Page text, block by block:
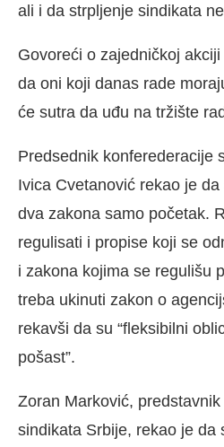
ali i da strpljenje sindikata
Govoreći o zajedničkoj
da oni koji danas rade
će sutra da uđu na tržište
Predsednik konferederacije
Ivica Cvetanović rekao je
dva zakona samo početak.
regulisati i propise koji se
i zakona kojima se regulišu
treba ukinuti zakon o
rekavši da su “fleksibilni
pošast”.
Zoran Marković,
sindikata Srbije, rekao je da